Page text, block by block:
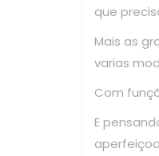
que
Mais as
varias
Com
E